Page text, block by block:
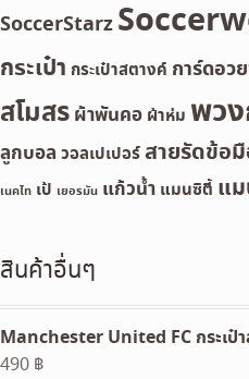
SoccerStarz
กระเป๋า กระเป๋าสตางค์ การ์ดอว
สโมสร ผ้าพันคอ ผ้าห่ม พว
ลูกบอล วอลเปเปอร์สายรัดข้อ
เนคไท เป้ เยอรมัน แก้วน้ำ แมนซิตี้ แ
สินค้าอื่นๆ
Manchester United FC กระเป๋
490 ฿